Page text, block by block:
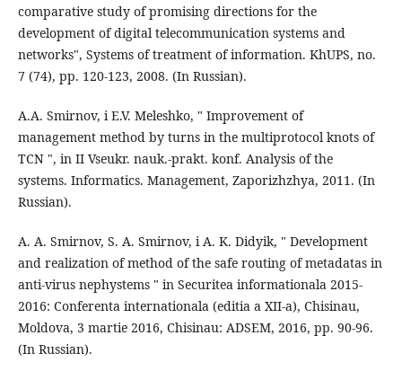
comparative study of promising directions for the
development of digital telecommunication systems and
networks", Systems of treatment of information. KhUPS, no.
7 (74), pp. 120-123, 2008. (In Russian).
A.A. Smirnov, i E.V. Meleshko, " Improvement of
management method by turns in the multiprotocol knots of
TCN ", in II Vseukr. nauk.-prakt. konf. Analysis of the
systems. Informatics. Management, Zaporizhzhya, 2011. (In
Russian).
A. A. Smirnov, S. A. Smirnov, i A. K. Didyik, " Development
and realization of method of the safe routing of metadatas in
anti-virus nephystems " in Securitea informationala 2015-
2016: Conferenta internationala (editia a XII-a), Chisinau,
Moldova, 3 martie 2016, Chisinau: ADSEM, 2016, pp. 90-96.
(In Russian).